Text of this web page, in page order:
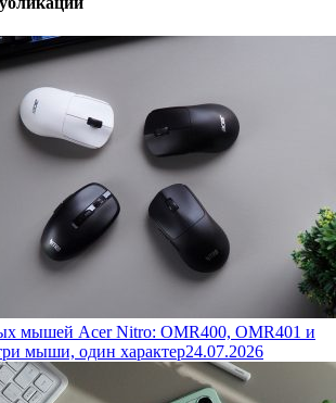
мышей Acer Nitro: OMR400, OMR401 и
мыши, один характер24.07.2026